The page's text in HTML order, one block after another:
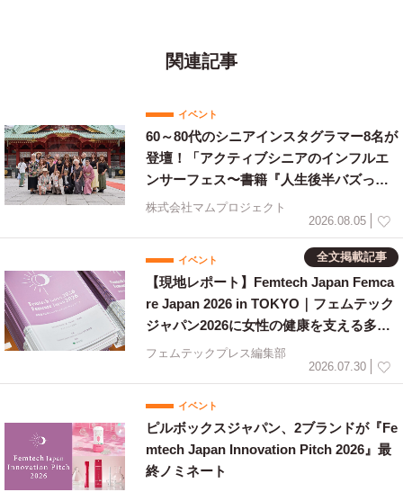
関連記事
イベント
60～80代のシニアインスタグラマー8名が
登壇！「アクティブシニアのインフルエ
ンサーフェス〜書籍『人生後半バズって
ます！』出版祝〜」を開催
株式会社マムプロジェクト
2026.08.05
イベント 全文掲載記事
【現地レポート】Femtech Japan Femca
re Japan 2026 in TOKYO｜フェムテック
ジャパン2026に女性の健康を支える多様
な取り組みが集結
フェムテックプレス編集部
2026.07.30
イベント
ピルボックスジャパン、2ブランドが『Fe
mtech Japan Innovation Pitch 2026』最
終ノミネート